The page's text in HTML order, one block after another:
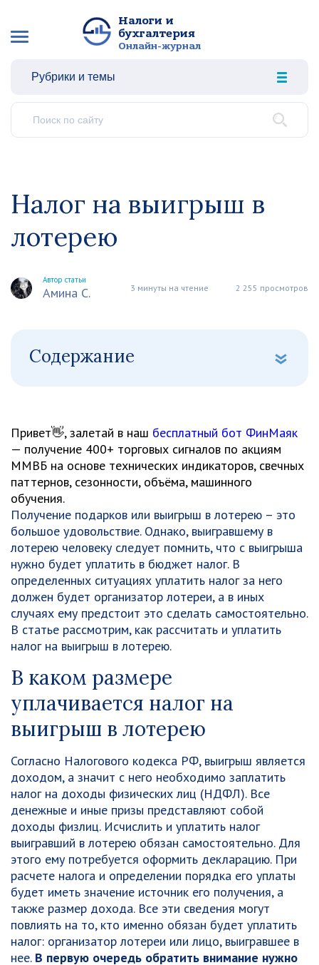
Налоги и
бухгалтерия
Онлайн-журнал
Рубрики и темы
Налог на выигрыш в
лотерею
Автор статьи
Амина С. 3 минуты на чтение 2 255 просмотров
Содержание
Привет👋, залетай в наш бесплатный бот ФинМаяк
— получение 400+ торговых сигналов по акциям
ММВБ на основе технических индикаторов, свечных
паттернов, сезонности, объёма, машинного
обучения.
Получение подарков или выигрыш в лотерею – это
большое удовольствие. Однако, выигравшему в
лотерею человеку следует помнить, что с выигрыша
нужно будет уплатить в бюджет налог. В
определенных ситуациях уплатить налог за него
должен будет организатор лотереи, а в иных
случаях ему предстоит это сделать самостоятельно.
В статье рассмотрим, как рассчитать и уплатить
налог на выигрыш в лотерею.
В каком размере
уплачивается налог на
выигрыш в лотерею
Согласно Налогового кодекса РФ, выигрыш является
доходом, а значит с него необходимо заплатить
налог на доходы физических лиц (НДФЛ). Все
денежные и иные призы представляют собой
доходы физлиц. Исчислить и уплатить налог
выигравший в лотерею обязан самостоятельно. Для
этого ему потребуется оформить декларацию. При
расчете налога и определении порядка его уплаты
будет иметь значение источник его получения, а
также размер дохода. Все эти сведения могут
повлиять на то, кто именно обязан будет уплатить
налог: организатор лотереи или лицо, выигравшее в
нее. В первую очередь обратить внимание нужно